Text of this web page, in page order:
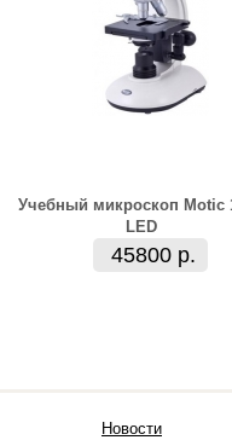
Учебный микроскоп Motic
LED
45800 р.
Новости